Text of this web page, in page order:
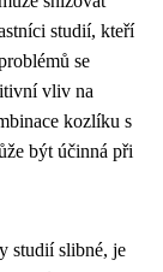
studií, kteří
se
vliv na
kozlíku s
být účinná při
studií slibné, je